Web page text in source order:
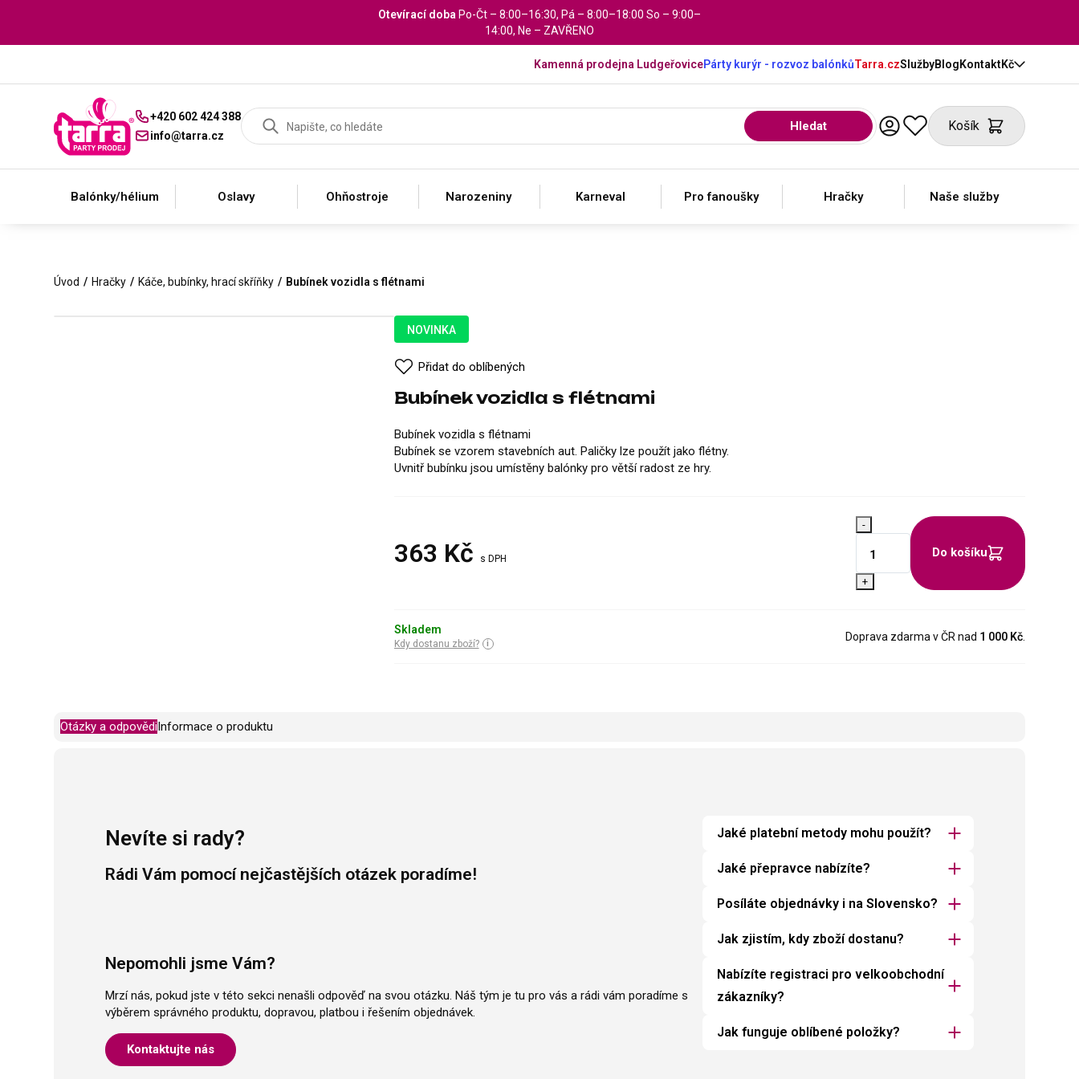
Otevírací doba Po-Čt – 8:00–16:30, Pá – 8:00–18:00 So – 9:00–
14:00, Ne – ZAVŘENO
Kamenná prodejna LudgeřovicePárty kurýr - rozvoz balónkůTarra.czSlužbyBlogKontaktKč
+420 602 424 388
info@tarra.cz
Hledat Košík
Balónky/hélium Oslavy Ohňostroje Narozeniny Karneval Pro fanoušky Hračky Naše služby
Úvod Hračky Káče, bubínky, hrací skříňky Bubínek vozidla s flétnami
NOVINKA
Přidat do oblíbených
Bubínek vozidla s flétnami
Bubínek vozidla s flétnami
Bubínek se vzorem stavebních aut. Paličky lze použít jako flétny.
Uvnitř bubínku jsou umístěny balónky pro větší radost ze hry.
363 Kč s DPH
-
+
Do košíku
Skladem
Kdy dostanu zboží?
Doprava zdarma v ČR nad 1 000 Kč.
Otázky a odpovědiInformace o produktu
Nevíte si rady?
Rádi Vám pomocí nejčastějších otázek poradíme!
Nepomohli jsme Vám?
Mrzí nás, pokud jste v této sekci nenašli odpověď na svou otázku. Náš tým je tu pro vás a rádi vám poradíme s
výběrem správného produktu, dopravou, platbou i řešením objednávek.
Kontaktujte nás
Jaké platební metody mohu použít?
Jaké přepravce nabízíte?
Posíláte objednávky i na Slovensko?
Jak zjistím, kdy zboží dostanu?
Nabízíte registraci pro velkoobchodní
zákazníky?
Jak funguje oblíbené položky?